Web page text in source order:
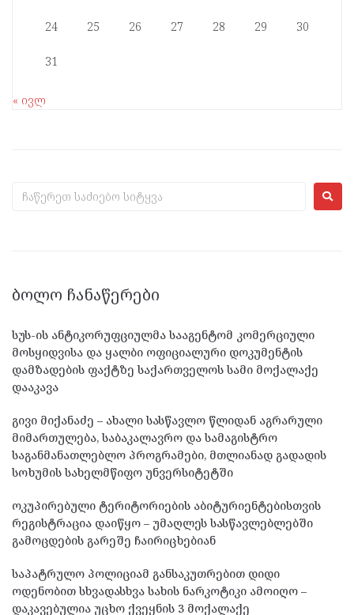
24 25 26 27 28 29 30
31
« ივლ
ᲑᲝᲚᲝ ᲩᲐᲜᲐᲬᲔᲠᲔᲑᲘ
სუს-ის ანტიკორუფციულმა სააგენტომ კომერციული
მოსყიდვისა და ყალბი ოფიციალური დოკუმენტის
დამზადების ფაქტზე საქართველოს სამი მოქალაქე
დააკავა
გივი მიქანაძე – ახალი სასწავლო წლიდან აგრარული
მიმართულება, საბაკალავრო და სამაგისტრო
საგანმანათლებლო პროგრამები, მთლიანად გადადის
სოხუმის სახელმწიფო უნვერსიტეტში
ოკუპირებული ტერიტორიების აბიტურიენტებისთვის
რეგისტრაცია დაიწყო – უმაღლეს სასწავლებლებში
გამოცდების გარეშე ჩაირიცხებიან
საპატრულო პოლიციამ განსაკუთრებით დიდი
ოდენობით სხვადასხვა სახის ნარკოტიკი ამოიღო –
დაკავებულია უცხო ქვეყნის 3 მოქალაქე